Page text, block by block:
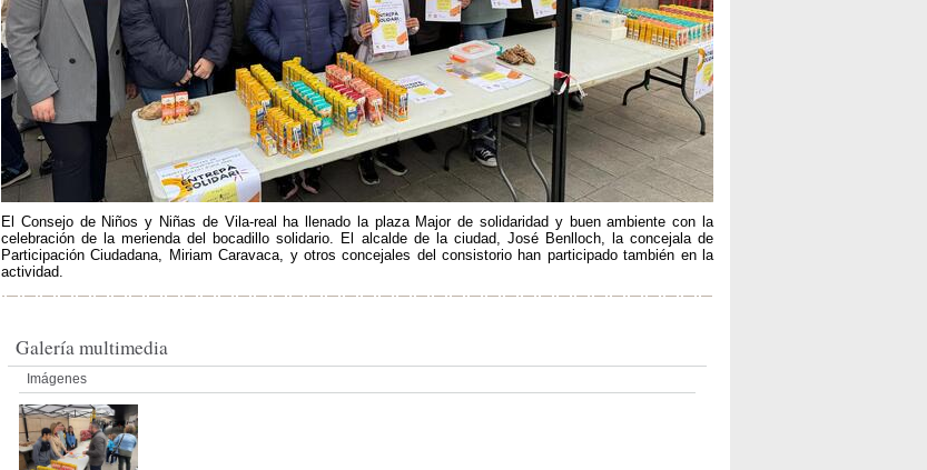
El Consejo de Niños y Niñas de Vila-real ha llenado la plaza Major de solidaridad y buen ambiente con la
celebración de la merienda del bocadillo solidario. El alcalde de la ciudad, José Benlloch, la concejala de
Participación Ciudadana, Miriam Caravaca, y otros concejales del consistorio han participado también en la
actividad.
Galería multimedia
Imágenes